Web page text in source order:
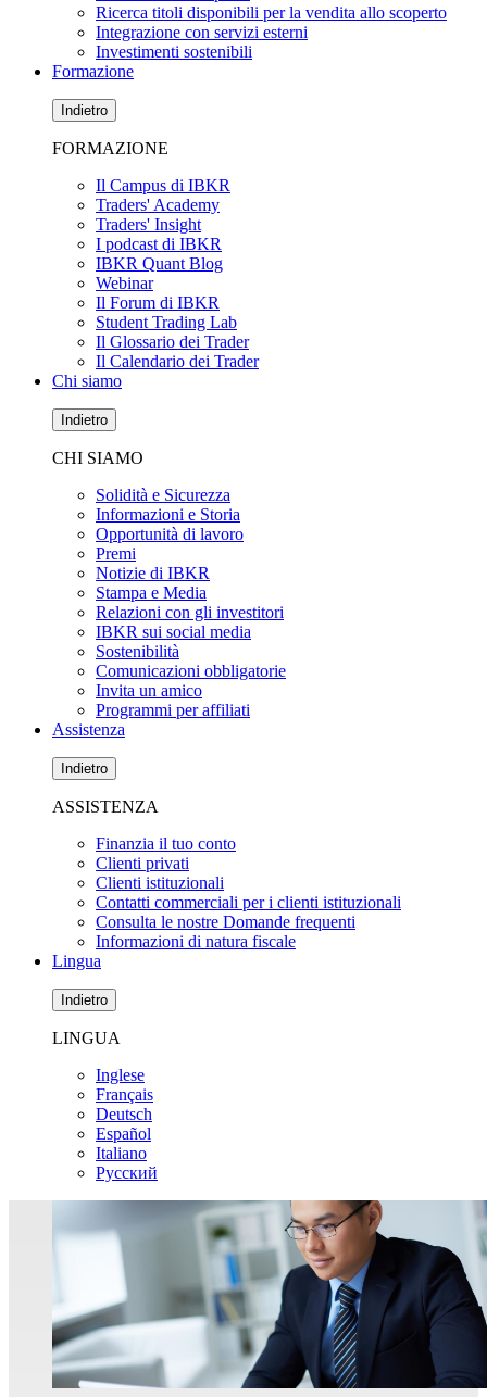
Ricerca titoli disponibili per la vendita allo scoperto
Integrazione con servizi esterni
Investimenti sostenibili
Formazione
Indietro
FORMAZIONE
Il Campus di IBKR
Traders' Academy
Traders' Insight
I podcast di IBKR
IBKR Quant Blog
Webinar
Il Forum di IBKR
Student Trading Lab
Il Glossario dei Trader
Il Calendario dei Trader
Chi siamo
Indietro
CHI SIAMO
Solidità e Sicurezza
Informazioni e Storia
Opportunità di lavoro
Premi
Notizie di IBKR
Stampa e Media
Relazioni con gli investitori
IBKR sui social media
Sostenibilità
Comunicazioni obbligatorie
Invita un amico
Programmi per affiliati
Assistenza
Indietro
ASSISTENZA
Finanzia il tuo conto
Clienti privati
Clienti istituzionali
Contatti commerciali per i clienti istituzionali
Consulta le nostre Domande frequenti
Informazioni di natura fiscale
Lingua
Indietro
LINGUA
Inglese
Français
Deutsch
Español
Italiano
Pусский